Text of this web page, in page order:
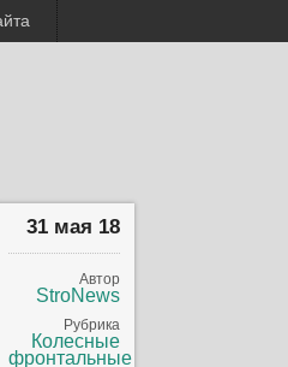
31 мая 18
Автор
StroNews
Рубрика
Колесные
фронтальные